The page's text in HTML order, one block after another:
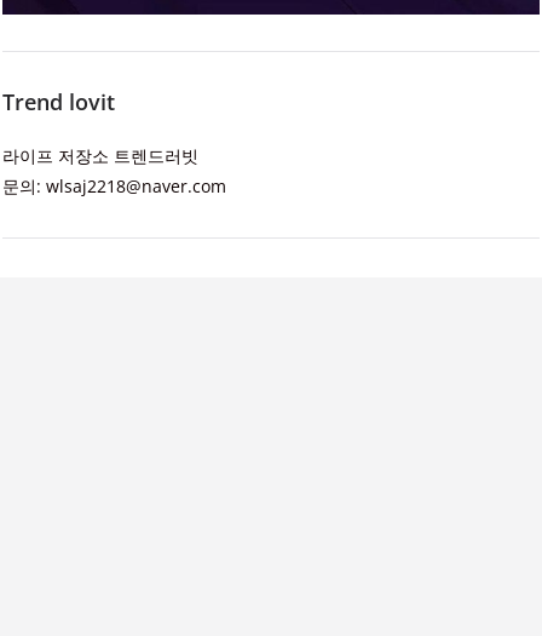
Trend lovit
라이프 저장소 트렌드러빗
문의: wlsaj2218@naver.com